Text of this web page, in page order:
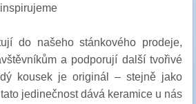
do našeho stánkového prodeje,
a podporují další tvořivé
kousek je originál – stejně jako
jedinečnost dává keramice u nás